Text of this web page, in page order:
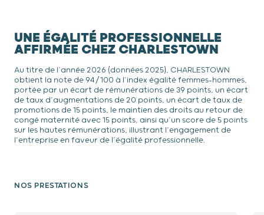
UNE ÉGALITÉ PROFESSIONNELLE
AFFIRMÉE CHEZ CHARLESTOWN
Au titre de l’année 2026 (données 2025), CHARLESTOWN
obtient la note de 94/100 à l’index égalité femmes-hommes,
portée par un écart de rémunérations de 39 points, un écart
de taux d’augmentations de 20 points, un écart de taux de
promotions de 15 points, le maintien des droits au retour de
congé maternité avec 15 points, ainsi qu’un score de 5 points
sur les hautes rémunérations, illustrant l’engagement de
l’entreprise en faveur de l’égalité professionnelle.
NOS PRESTATIONS